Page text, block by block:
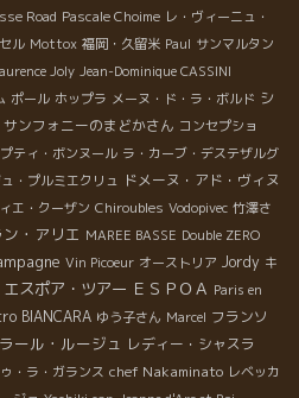
Road Pascale Choime レ・ヴィーニュ・
ル Mottox 福岡・久留米 Paul サンマルタン
Joly Jean-Dominique CASSINI
ポール ホップラ メーヌ・ド・ラ・ボルド シ
サンフォニーのまどかさん コンセプショ
ティ・ボンヌール ラ・カーブ・デステザルグ
・プルミエクリュ ドメーヌ・アド・ヴィヌ
エ・クーザン Chiroubles Vodopivec 竹澤さ
ン・アリエ MAREE BASSE Double ZERO
Vin Picoeur オーストリア Jordy キ
エスポア・ツアー ＥＳＰＯＡ Paris en
BIANCARA ゆう子さん Marcel フランソ
ール・ルージュ レディー・シャスラ
・ラ・ガランス chef Nakaminato レベッカ